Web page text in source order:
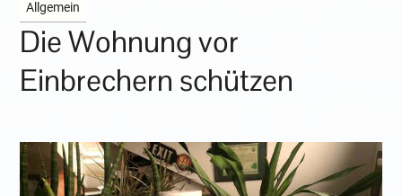
Allgemein
Die Wohnung vor
Einbrechern schützen